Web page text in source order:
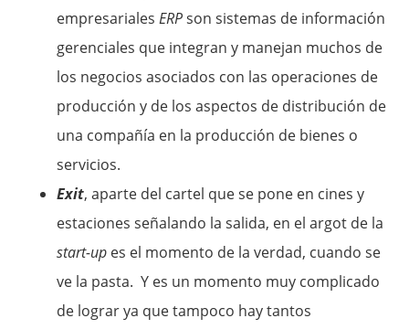
empresarialesERPson sistemas de información
gerenciales que integran y manejan muchos de
los negocios asociados con las operaciones de
producción y de los aspectos de distribución de
una compañía en la producción de bienes o
servicios.
Exit, aparte del cartel que se pone en cines y
estaciones señalando la salida, en el argot de la
start-up es el momento de la verdad, cuando se
ve la pasta. Y es un momento muy complicado
de lograr ya que tampoco hay tantos